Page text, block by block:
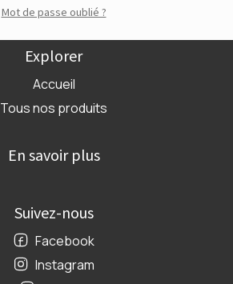
Mot de passe oublié ?
Explorer
Accueil
Tous nos produits
En savoir plus
Suivez-nous
Facebook
Instagram